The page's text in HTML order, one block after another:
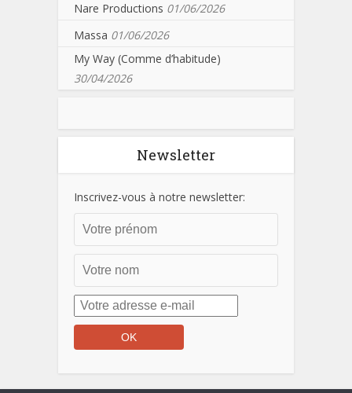
Nare Productions 01/06/2026
Massa 01/06/2026
My Way (Comme d’habitude)
30/04/2026
Newsletter
Inscrivez-vous à notre newsletter: